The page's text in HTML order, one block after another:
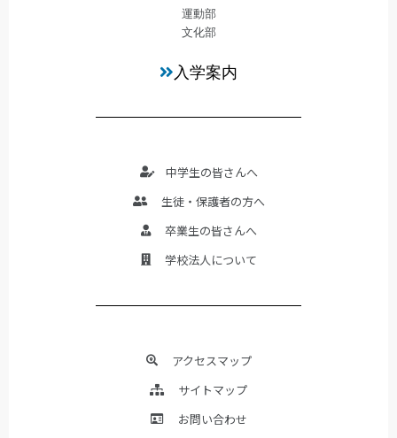
運動部
文化部
入学案内
中学生の皆さんへ
生徒・保護者の方へ
卒業生の皆さんへ
学校法人について
アクセスマップ
サイトマップ
お問い合わせ